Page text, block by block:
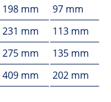
198 mm
97 mm
231 mm
113 mm
275 mm
135 mm
409 mm 202 mm